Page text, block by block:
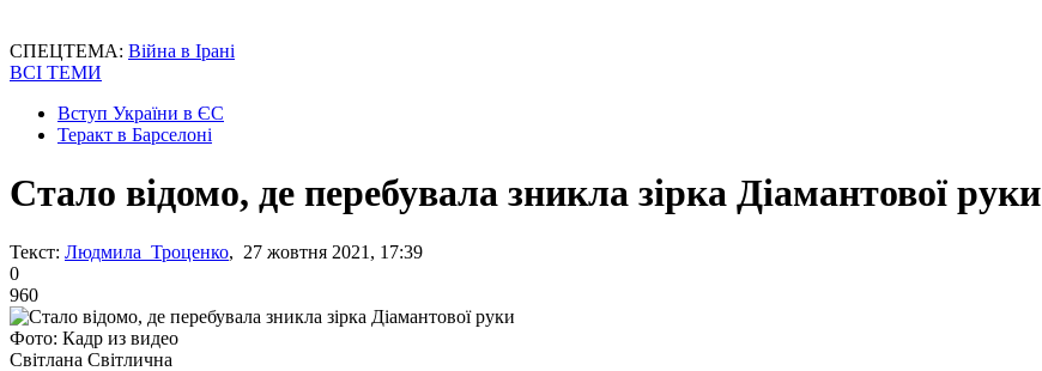
СПЕЦТЕМА: Війна в Ірані
ВСІ ТЕМИ
Вступ України в ЄС
Теракт в Барселоні
Стало відомо, де перебувала зникла зірка Діамантової руки
Текст: Людмила Троценко, 27 жовтня 2021, 17:39
0
960
Фото: Кадр из видео
Світлана Світлична